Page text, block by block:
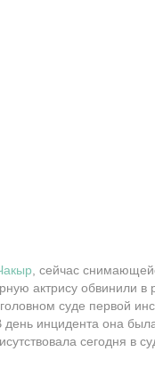
, сейчас
актрису обвинили
суде первой
инцидента она
сегодня в